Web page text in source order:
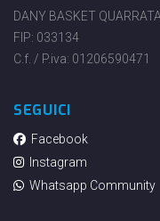
DANY BASKET QUARRATA
FIP: 033134
C.f. / P.iva: 01206590471
SEGUICI
Facebook
Instagram
Whatsapp Community